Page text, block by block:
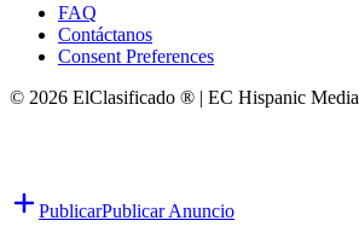
FAQ
Contáctanos
Consent Preferences
© 2026 ElClasificado ® | EC Hispanic Media
PublicarPublicar Anuncio